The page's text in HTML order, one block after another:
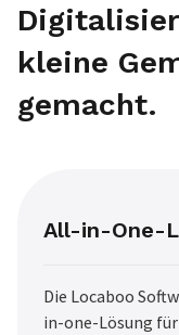
kleine
gemacht.
All-in-One-
Die Locaboo
in-one-Lösung